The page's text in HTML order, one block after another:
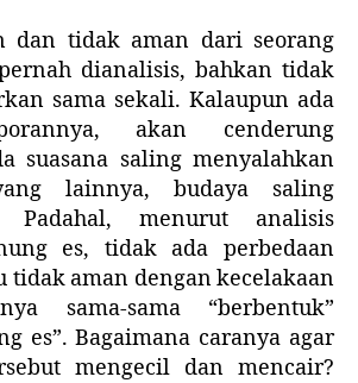
dan tidak aman dari seorang
dianalisis, bahkan tidak
sama sekali. Kalaupun ada
akan cenderung
suasana saling menyalahkan
lainnya, budaya saling
Padahal, menurut analisis
es, tidak ada perbedaan
tidak aman dengan kecelakaan
sama-sama “berbentuk”
es”. Bagaimana caranya agar
mengecil dan mencair?